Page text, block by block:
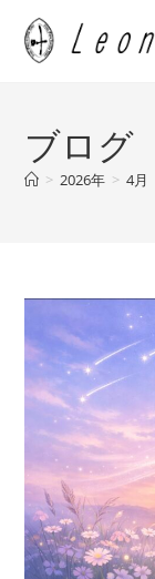
ブログ
> 2026年 > 4月